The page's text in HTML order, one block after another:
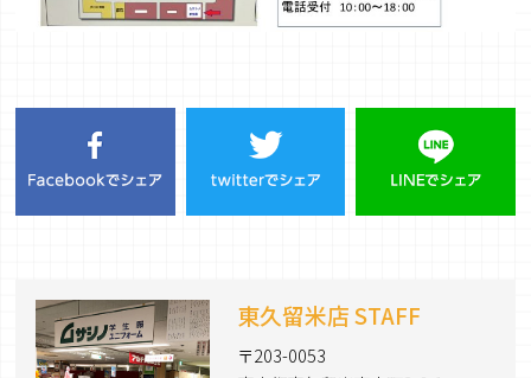
東久留米店 STAFF
〒203-0053